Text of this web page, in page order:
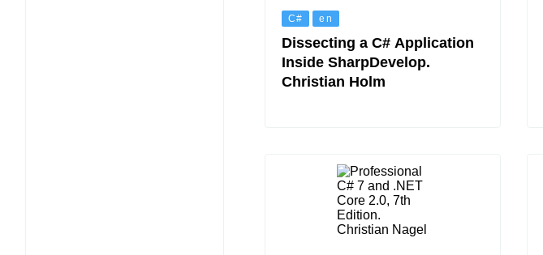
C# en
Dissecting a C# Application
Inside SharpDevelop.
Christian Holm